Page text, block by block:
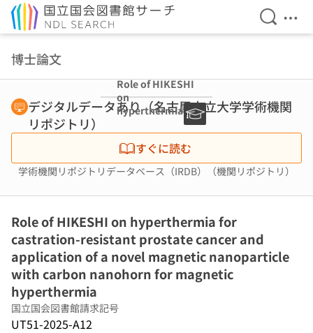
検索を
メ
博士論文
Role of HIKESHI
on
hyperthermia
for castration-
resistant
prostate cancer
and application
of a novel
with carbon
nanohorn for
magnetic
hyperthermia
デジタルデータあり（名古屋市立大学学術機関
リポジトリ）
すぐに読む
学術機関リポジトリデータベース（IRDB）（機関リポジトリ）
Role of HIKESHI on hyperthermia for
castration-resistant prostate cancer and
application of a novel magnetic nanoparticle
with carbon nanohorn for magnetic
hyperthermia
国立国会図書館請求記号
UT51-2025-A12